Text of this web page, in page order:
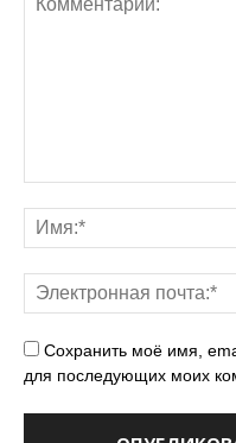
Сохранить моё имя,
для последующих моих